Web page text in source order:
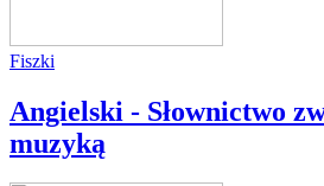
Fiszki
Angielski - Słownictwo
muzyką